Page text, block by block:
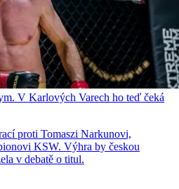
V Karlových Varech ho teď čeká
proti Tomaszi Narkunovi,
KSW. Výhra by českou
v debatě o titul.